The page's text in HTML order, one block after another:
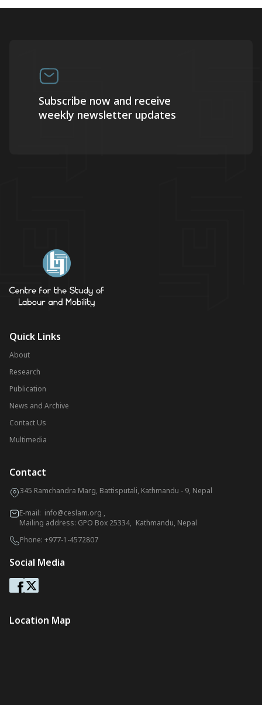
Subscribe now and receive
weekly newsletter updates
Quick Links
About
Research
Publication
News and Archive
Contact Us
Multimedia
Contact
345 Ramchandra Marg, Battisputali, Kathmandu - 9, Nepal
E-mail: info@ceslam.org ,
Mailing address: GPO Box 25334, Kathmandu, Nepal
Phone: +977-1-4572807
Social Media
Location Map